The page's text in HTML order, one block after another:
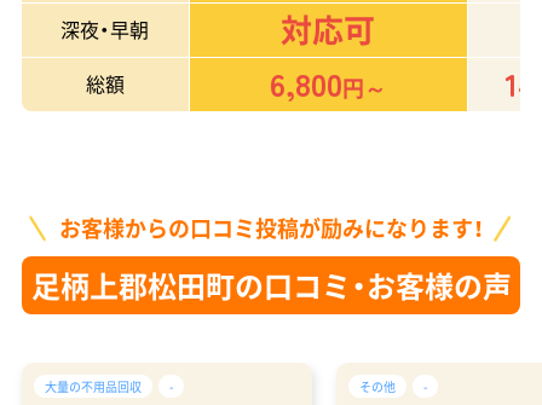
深夜・早朝 対応可
総額
6,800円～
お客様からの口コミ投稿が励みになります！
足柄上郡松田町の口コミ・お客様の声
大量の不用品回収 - その他 -